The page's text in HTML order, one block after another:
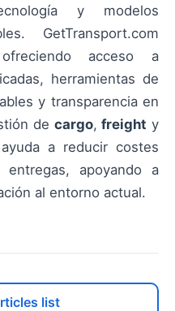
y modelos
GetTransport.com
acceso a
herramientas de
y transparencia en
de cargo,freight y
a reducir costes
apoyando a
al entorno actual.
list